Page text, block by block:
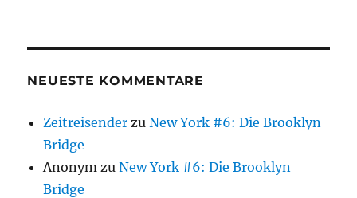
NEUESTE KOMMENTARE
Zeitreisender zuNew York #6: Die Brooklyn
Bridge
Anonym zuNew York #6: Die Brooklyn
Bridge